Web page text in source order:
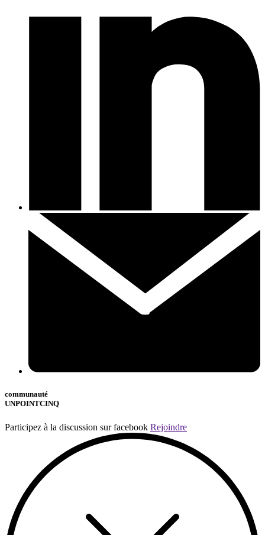
communauté
UNPOINTCINQ
Participez à la discussion sur facebook Rejoindre